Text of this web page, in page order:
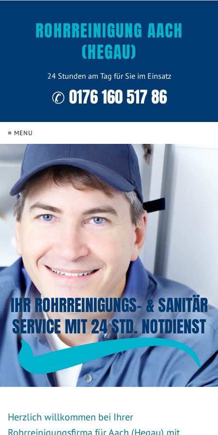
ROHRREINIGUNG AACH
(HEGAU)
24 Stunden am Tag für Sie im Einsatz
✆ 0176 160 517 86
≡ MENU
IHR ROHRREINIGUNGS- & SANITÄR
SERVICE MIT 24 STD. NOTDIENST
Herzlich willkommen bei Ihrer